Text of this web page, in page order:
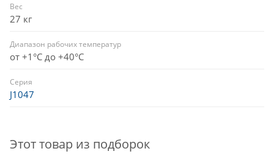
Вес
27 кг
Диапазон рабочих температур
от +1°C до +40°C
Серия
J1047
Этот товар из подборок